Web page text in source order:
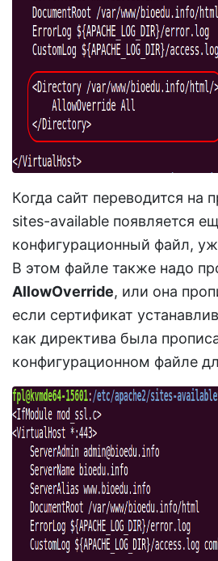
Когда сайт переводится на
sites-available появляется
конфигурационный файл,
В этом файле также надо
AllowOverride, или она
если сертификат
как директива была
конфигурационном файле